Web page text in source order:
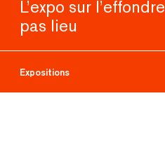
L’expo sur
pas lieu
Expositions